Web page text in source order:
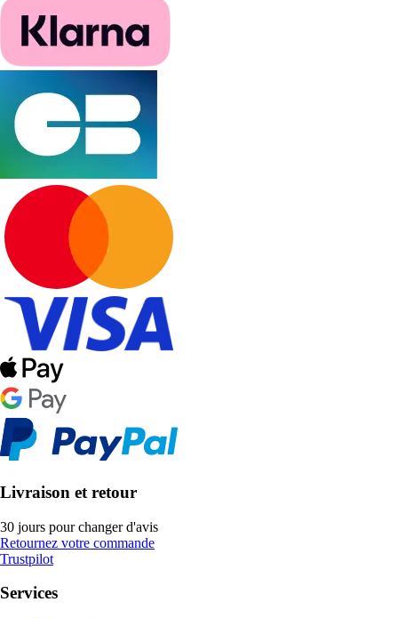
Livraison et retour
30 jours pour changer d'avis
Retournez votre commande
Trustpilot
Services